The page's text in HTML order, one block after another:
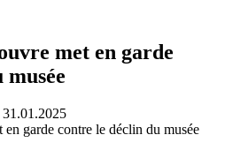
met en garde